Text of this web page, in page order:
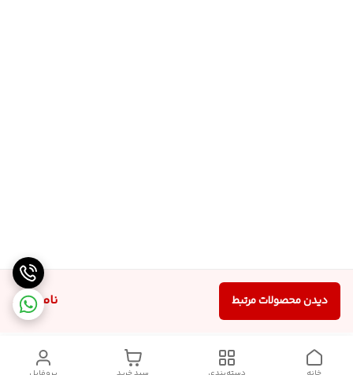
ناموجود دیدن محصولات مرتبط